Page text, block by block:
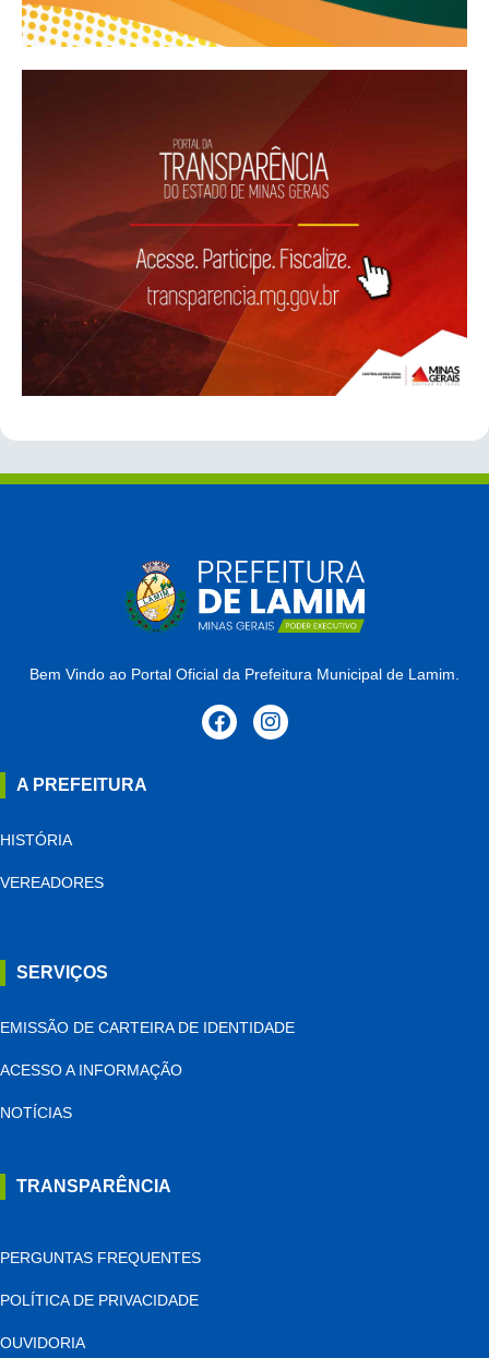
Bem Vindo ao Portal Oficial da Prefeitura Municipal de Lamim.
A PREFEITURA
HISTÓRIA
VEREADORES
SERVIÇOS
EMISSÃO DE CARTEIRA DE IDENTIDADE
ACESSO A INFORMAÇÃO
NOTÍCIAS
TRANSPARÊNCIA
PERGUNTAS FREQUENTES
POLÍTICA DE PRIVACIDADE
OUVIDORIA